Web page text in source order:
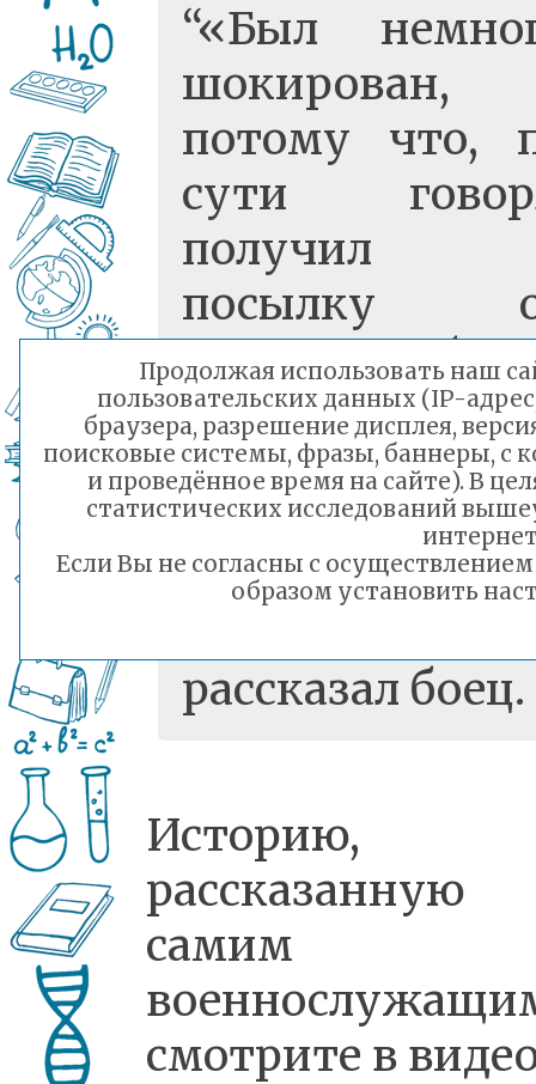
«Был
шокирован,
потому что,
сути
получил
посылку
родного
Посылка
собранна
классом,
котором
рассказал боец.
Историю,
рассказанную
самим
смотрите в
Продолжая использовать наш
пользовательских данных (IP-
браузера, разрешение дисплея,
поисковые системы, фразы, баннеры, с
и проведённое время на сайте). В
статистических исследований
Если Вы не согласны с
образом установить